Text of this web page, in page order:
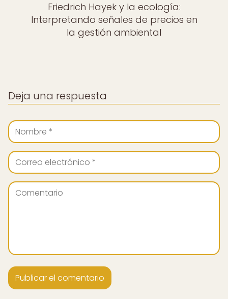
Friedrich Hayek y la ecología:
Interpretando señales de precios en
la gestión ambiental
Deja una respuesta